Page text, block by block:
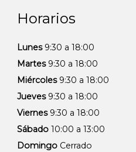
Horarios
Lunes9:30 a 18:00
Martes9:30 a 18:00
Miércoles9:30 a 18:00
Jueves9:30 a 18:00
Viernes9:30 a 18:00
Sábado 10:00 a 13:00
Domingo Cerrado